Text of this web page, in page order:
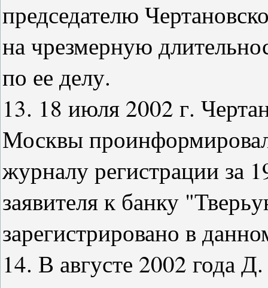
председателю
на чрезмерную
по ее делу.
13. 18 июля 2002 г.
Москвы проинформировал
журналу регистрации за
заявителя к банку
зарегистрировано в
14. В августе 2002 года